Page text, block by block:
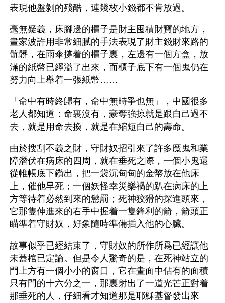
表現他盤剝的殘酷，連幾枚小錢都不肯放過。
毫無疑義，床腳邊的櫃子是財主囤積財寶的地方，
畫家波許用非常細膩的手法表現了財主錢財來路的
骯髒，在雨傘撐着的櫃子裏，左邊有一個方盒，放
滿的紙幣已經溢了出來，而櫃子底下有一個鬼仍在
努力向上舉着一張紙幣……
「命中有時終歸有，命中無時爭也無」，中國很多
老人都知道：命裏沒有，豪奪強掠就是跟自己過不
去，就是用命去換，就是在縮短自己的壽命。
由於搜刮不義之財，守財奴招引來了許多魔鬼和業
障潛伏在病床的四周，就在垂死之際，一個小鬼還
從帷帳底下鑽出，把一袋沉甸甸的金幣放在他床
上，催他早死；一個妖怪幸災樂禍的趴在病床的上
方等待着必然到來的懲罰；死神狡猾的探進頭來，
它那隻伸進來的右手中握着一隻鋒利的箭，箭頭正
瞄準着守財奴，好象隨時準備插入他的心臟。
故事似乎已經結束了，守財奴的所作所爲已經讓他
未蓋棺已定論。但是令人驚奇的是，在死神站立的
門上方有一個小小的窗口，它在畫面中佔有的面積
只有門的十六分之一，那裏射出了一道光芒正對着
那垂死的人，仔細看才知道那是耶穌基督發出來